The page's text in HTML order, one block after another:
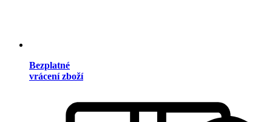
Bezplatné
vrácení zboží